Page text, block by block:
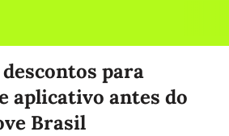
para
aplicativo antes do
Brasil